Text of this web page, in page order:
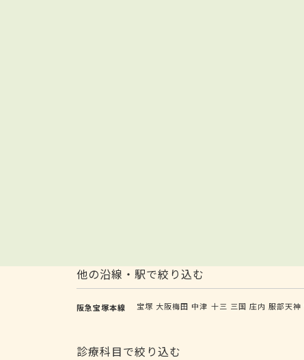
他の沿線・駅で絞り込む
阪急宝塚本線 宝塚 大阪梅田 中津 十三 三国 庄内 服部天神
診療科目で絞り込む